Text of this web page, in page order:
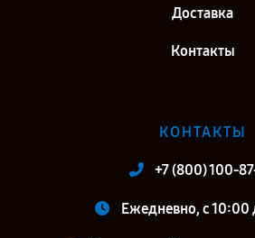
Доставка
Контакты
КОНТАКТЫ
+7 (800) 100-
Ежедневно, с 10:00